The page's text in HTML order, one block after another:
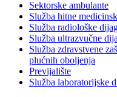
Sektorske ambulante
Služba hitne
Služba radiološke
Služba ultrazvučne
Služba zdravstvene
plućnih oboljenja
Previjalište
Služba laboratorijske